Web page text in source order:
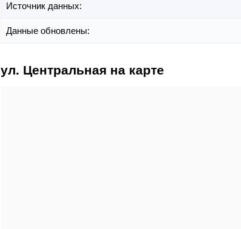
Источник данных:
Данные обновлены:
ул. Центральная на карте